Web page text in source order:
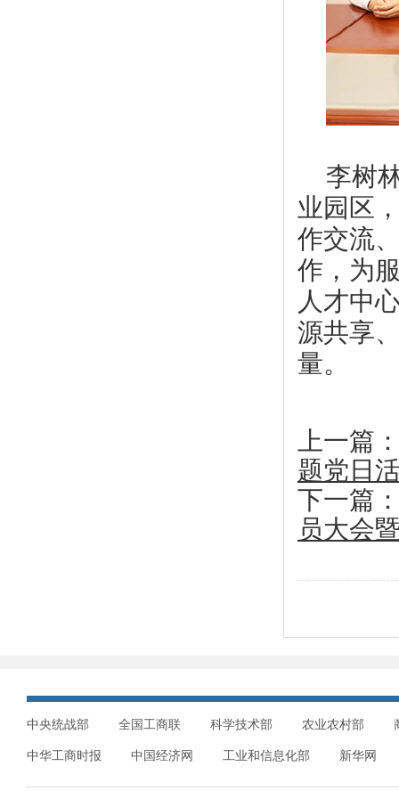
李树
业园区
作交流
作，为
人才中
源共享
量。
上一篇
题党日
下一篇
员大会
中央统战部 全国工商联 科学技术部 农业农村部
中华工商时报 中国经济网 工业和信息化部 新华网